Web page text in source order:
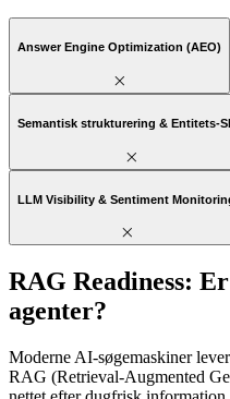
Answer Engine Optimization (AEO)
Semantisk strukturering & Entitets-
LLM Visibility & Sentiment
RAG Readiness:
agenter?
Moderne AI-søgemaskiner
RAG (Retrieval-Augmented